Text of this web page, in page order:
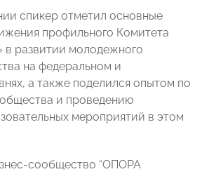
спикер отметил основные
профильного Комитета
развитии молодежного
на федеральном и
а также поделился опытом по
и проведению
мероприятий в этом
сообщество “ОПОРА